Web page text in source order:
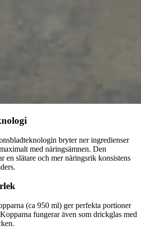
bryter ner ingredienser
med näringsämnen. Den
en slätare och mer näringsrik konsistens
(ca 950 ml) ger perfekta portioner
fungerar även som drickglas med